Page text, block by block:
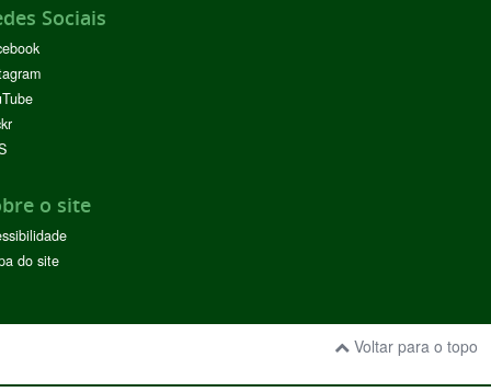
Sociais
o site
do site
Voltar para o topo